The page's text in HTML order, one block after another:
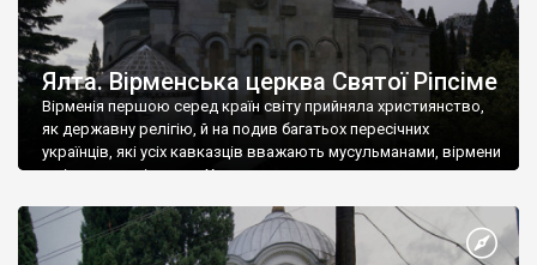
Ялта. Вірменська церква Святої Ріпсіме
Вірменія першою серед країн світу прийняла християнство,
як державну релігію, й на подив багатьох пересічних
українців, які усіх кавказців вважають мусульманами, вірмени
є відданими вірянами Христа